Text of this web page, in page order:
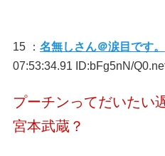
15 ： 名無しさん＠涙目です。
07:53:34.91 ID:bFg5nN/
プーチンってだいたい
宮本武蔵？